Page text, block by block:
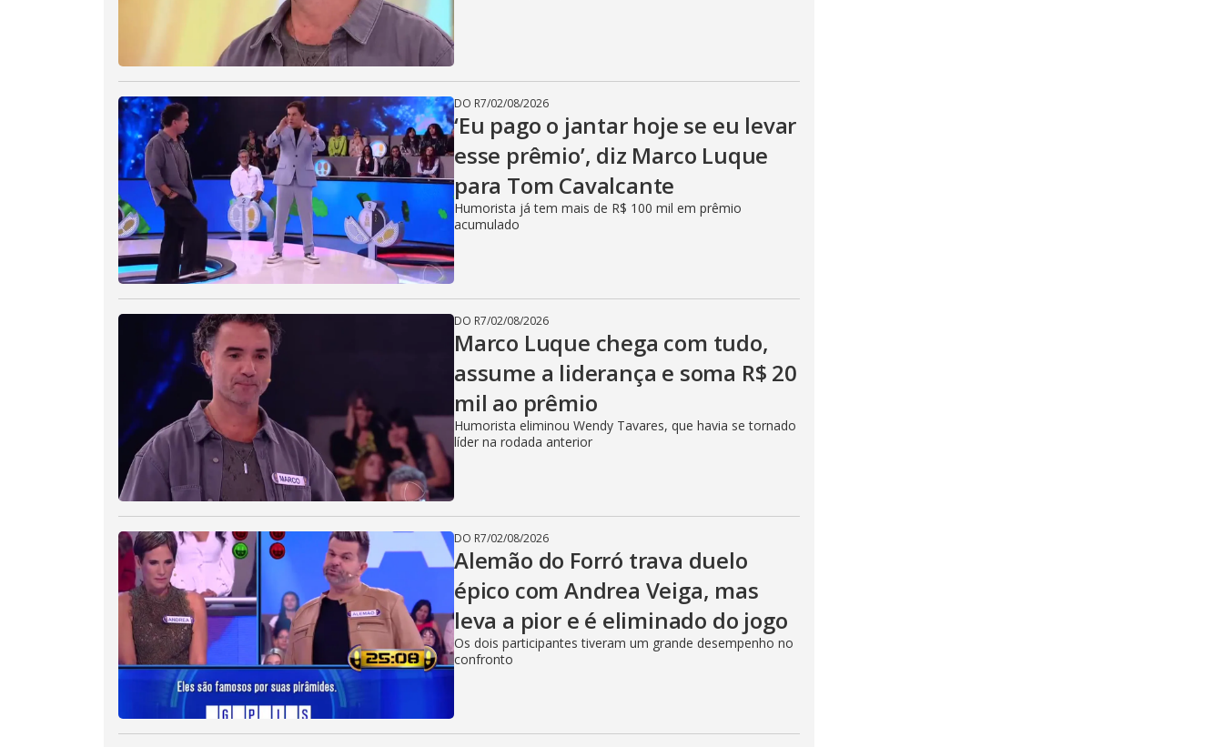
DO R7/02/08/2026
‘Eu pago o jantar hoje se eu levar
esse prêmio’, diz Marco Luque
para Tom Cavalcante
Humorista já tem mais de R$ 100 mil em prêmio
acumulado
DO R7/02/08/2026
Marco Luque chega com tudo,
assume a liderança e soma R$ 20
mil ao prêmio
Humorista eliminou Wendy Tavares, que havia se tornado
líder na rodada anterior
DO R7/02/08/2026
Alemão do Forró trava duelo
épico com Andrea Veiga, mas
leva a pior e é eliminado do jogo
Os dois participantes tiveram um grande desempenho no
confronto